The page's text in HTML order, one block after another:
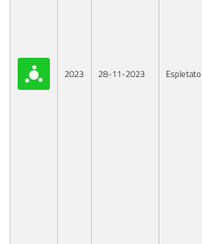
2023 28-11-2023 Espletato